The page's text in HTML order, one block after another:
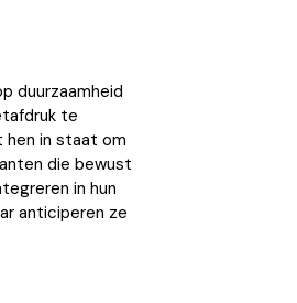
duurzaamheid
te
hen in staat om
die bewust
in hun
anticiperen ze